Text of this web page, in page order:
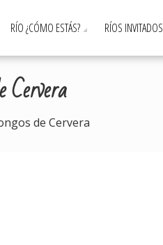
RÍO ¿CÓMO ESTÁS? RÍOS INVITADOS
Cervera
de Cervera